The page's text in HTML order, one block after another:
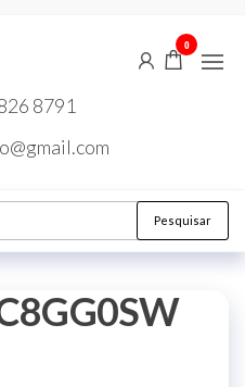
8791
0
Pesquisar